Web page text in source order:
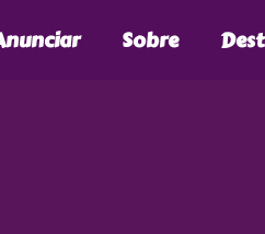
Sobre